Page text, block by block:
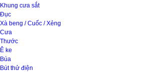
Khung cưa sắt
Đục
Xà beng / Cuốc / Xẻng
Cưa
Thước
Ê ke
Búa
Bút thử điện